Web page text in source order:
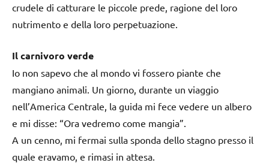
crudele di catturare le piccole prede, ragione del loro
nutrimento e della loro perpetuazione.
Il carnivoro verde
Io non sapevo che al mondo vi fossero piante che
mangiano animali. Un giorno, durante un viaggio
nell’America Centrale, la guida mi fece vedere un albero
e mi disse: “Ora vedremo come mangia”.
A un cenno, mi fermai sulla sponda dello stagno presso il
quale eravamo, e rimasi in attesa.